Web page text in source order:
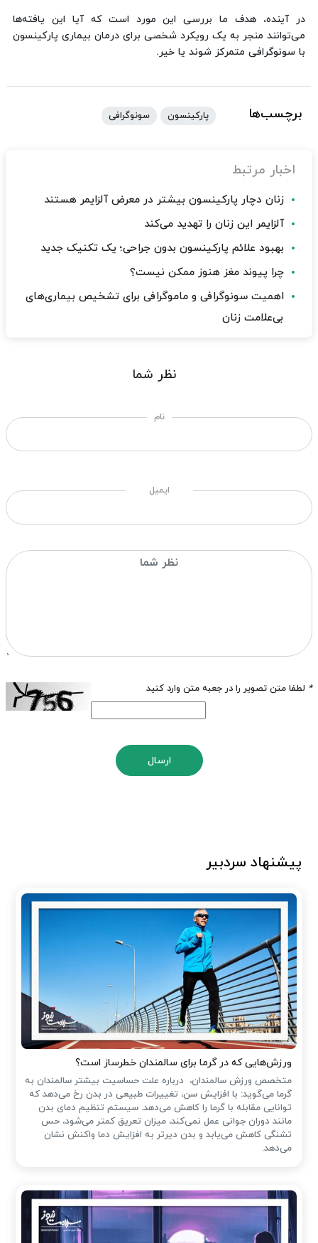
در آینده، هدف ما بررسی این مورد است که آیا این یافته‌ها
می‌توانند منجر به یک رویکرد شخصی برای درمان بیماری پارکینسون
با سونوگرافی متمرکز شوند یا خیر.
برچسب‌ها پارکینسون سونوگرافی
اخبار مرتبط
زنان دچار پارکینسون بیشتر در معرض آلزایمر هستند
آلزایمر این زنان را تهدید می‌کند
بهبود علائم پارکینسون بدون جراحی؛ یک تکنیک جدید
چرا پیوند مغز هنوز ممکن نیست؟
اهمیت سونوگرافی و ماموگرافی برای تشخیص بیماری‌های
بی‌علامت زنان
نظر شما
نام
ایمیل
* لطفا متن تصویر را در جعبه متن وارد کنید
ارسال
پیشنهاد سردبیر
ورزش‌هایی که در گرما برای سالمندان خطرساز است؟
متخصص ورزش سالمندان، درباره علت حساسیت بیشتر سالمندان به
گرما می‌گوید: با افزایش سن، تغییرات طبیعی در بدن رخ می‌دهد که
توانایی مقابله با گرما را کاهش می‌دهد. سیستم تنظیم دمای بدن
مانند دوران جوانی عمل نمی‌کند، میزان تعریق کمتر می‌شود، حس
تشنگی کاهش می‌یابد و بدن دیرتر به افزایش دما واکنش نشان
می‌دهد.